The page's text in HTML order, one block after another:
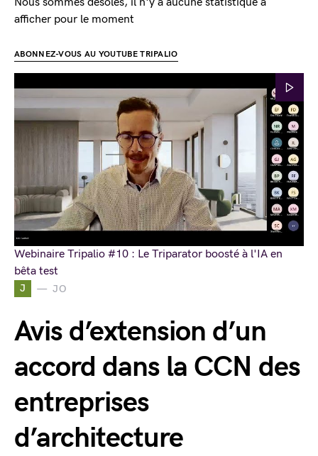
J JO
Avis d’extension d’un
accord dans la CCN des
entreprises
d’architecture
afficher pour le moment
ABONNEZ-VOUS AU YOUTUBE TRIPALIO
Webinaire Tripalio #10 : Le Triparator boosté à l'IA en
bêta test